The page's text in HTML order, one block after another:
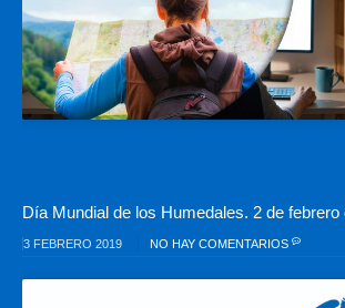
Día Mundial de los Humedales. 2 de febrero
3 FEBRERO 2019 NO HAY COMENTARIOS